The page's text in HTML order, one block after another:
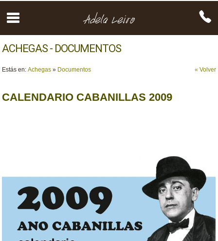
ACHEGAS - DOCUMENTOS
« Volver
Estás en:Achegas » Documentos
CALENDARIO CABANILLAS 2009